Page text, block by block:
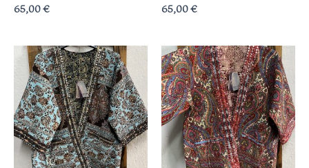
65,00€ 65,00€